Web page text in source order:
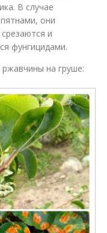
В случае
они
и
фунгицидами.
на груше: